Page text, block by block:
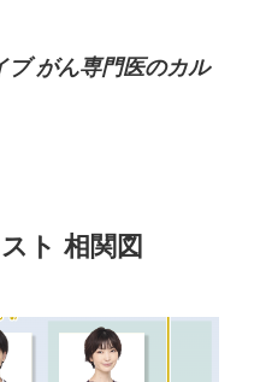
ブ がん専門医のカル
ト 相関図